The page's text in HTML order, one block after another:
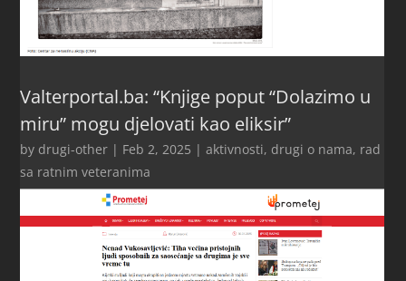
Valterportal.ba: “Knjige poput “Dolazimo u
miru” mogu djelovati kao eliksir”
by drugi-other | Feb 2, 2025 |aktivnosti, drugi o nama, rad
sa ratnim veteranima